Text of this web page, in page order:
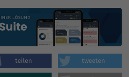
teilen tweeten